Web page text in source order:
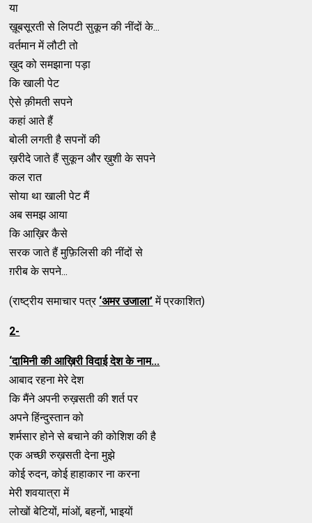
या
ख़ूबसूरती से लिपटी सुकून की नींदों के...
वर्तमान में लौटी तो
ख़ुद को समझाना पड़ा
कि खाली पेट
ऐसे क़ीमती सपने
कहां आते हैं
बोली लगती है सपनों की
ख़रीदे जाते हैं सुकून और ख़ुशी के सपने
कल रात
सोया था खाली पेट मैं
अब समझ आया
कि आख़िर कैसे
सरक जाते हैं मुफ़िलिसी की नींदों से
ग़रीब के सपने...
(राष्ट्रीय समाचार पत्र ‘अमर उजाला’में प्रकाशित)
2-
‘दामिनी की आख़िरी विदाई देश के नाम...
आबाद रहना मेरे देश
कि मैंने अपनी रुख़सती की शर्त पर
अपने हिंन्दुस्तान को
शर्मसार होने से बचाने की कोशिश की है
एक अच्छी रुख़सती देना मुझे
कोई रुदन, कोई हाहाकार ना करना
मेरी शवयात्रा में
लोखों बेटियों, मांओं, बहनों, भाइयों